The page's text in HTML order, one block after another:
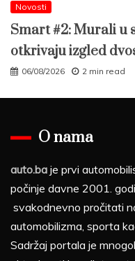
Novosti
Smart #2: Murali u
otkrivaju izgled
06/08/2026 2 min read
O nama
auto.ba je prvi
počinje davne 2001.
svakodnevno pročitati
automobilizma, sporta
Sadržaj portala je